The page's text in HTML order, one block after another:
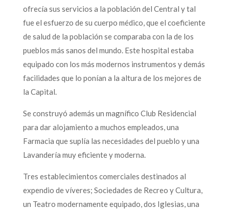
ofrecía sus servicios a la población del Central y tal
fue el esfuerzo de su cuerpo médico, que el coeficiente
de salud de la población se comparaba con la de los
pueblos más sanos del mundo. Este hospital estaba
equipado con los más modernos instrumentos y demás
facilidades que lo ponían a la altura de los mejores de
la Capital.
Se construyó además un magnífico Club Residencial
para dar alojamiento a muchos empleados, una
Farmacia que suplía las necesidades del pueblo y una
Lavandería muy eficiente y moderna.
Tres establecimientos comerciales destinados al
expendio de víveres; Sociedades de Recreo y Cultura,
un Teatro modernamente equipado, dos Iglesias, una